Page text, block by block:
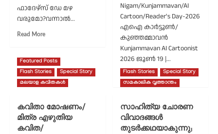
ഫാദേഴ്സ് ഡേ മഴ
വരുമോ?വന്നാൽ...
Read MoreRead
ഫാദേഴ്സ്
ഡേ/
സുറാബ്
എഴുതിയ
ഫാദേഴ്സ്
ഡേ-2026
Nigam/Kunjammavan/AI
Cartoon/Reader's Day-2026
എഐ കാർട്ടൂൺ/
കുഞ്ഞമ്മാവൻ
Kunjammavan AI Cartoonist
2026 ജൂൺ 19 |...
Read MoreRead
more
പോയ
ഒരു
പോലീസ്
Featured Posts
Flash Stories
Special Story
മലയാള കവിതകൾ
കവിതാ മോഷണം/
മിത്ര എഴുതിയ
കവിത/
Flash Stories
Special Story
സമകാലിക വൃത്താന്തം
സാഹിത്യ ചോരണ
വിവാദങ്ങൾ
തുടർക്കഥയാകുന്നു;